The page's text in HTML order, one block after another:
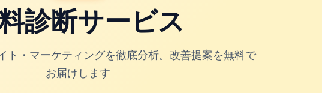
診断サービス
ト・マーケティングを徹底分析。改善提案を無料で
お届けします